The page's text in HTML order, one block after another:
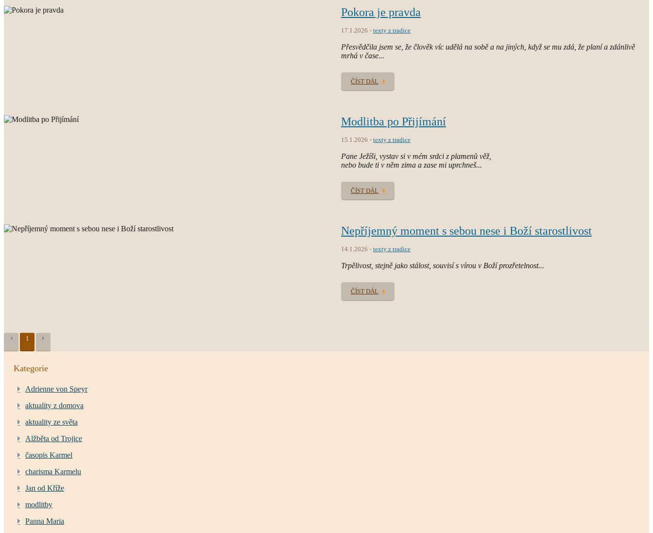
Pokora je pravda
17.1.2026 texty z tradice
Přesvědčila jsem se, že člověk víc udělá na sobě a na jiných, když se mu zdá, že planí a zdánlivě
mrhá v čase...
ČÍST DÁL
Modlitba po Přijímání
15.1.2026 texty z tradice
Pane Ježíši, vystav si v mém srdci z plamenů věž,
nebo bude ti v něm zima a zase mi uprchneš...
ČÍST DÁL
Nepříjemný moment s sebou nese i Boží starostlivost
14.1.2026 texty z tradice
Trpělivost, stejně jako stálost, souvisí s vírou v Boží prozřetelnost...
ČÍST DÁL
1
Kategorie
Adrienne von Speyr
aktuality z domova
aktuality ze světa
Alžběta od Trojice
časopis Karmel
charisma Karmelu
Jan od Kříže
modlitby
Panna Maria